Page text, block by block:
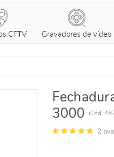
CFTV Gravadores de vídeo
3000
(Cód.
2